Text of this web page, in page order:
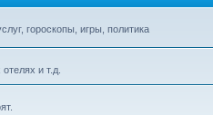
гороскопы, игры, политика
и т.д.